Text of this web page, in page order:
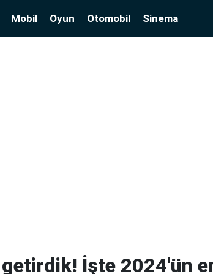
Mobil Oyun Otomobil Sinema
İşte 2024'ün